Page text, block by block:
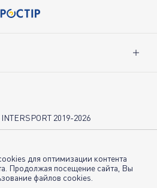
2019-2026
для оптимизации контента
Продолжая посещение сайта, Вы
файлов cookies.